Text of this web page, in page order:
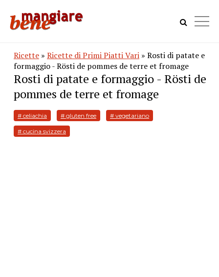
Ricette » Ricette di Primi Piatti Vari » Rosti di patate e
formaggio - Rösti de pommes de terre et fromage
Rosti di patate e formaggio - Rösti de
pommes de terre et fromage
# celiachia # gluten free # vegetariano
# cucina svizzera